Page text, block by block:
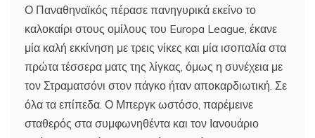
Ο Παναθηναϊκός πέρασε πανηγυρικά εκείνο το
καλοκαίρι στους ομίλους του Europa League, έκανε
μία καλή εκκίνηση με τρεις νίκες και μία ισοπαλία στα
πρώτα τέσσερα ματς της λίγκας, όμως η συνέχεια με
τον Στραματσόνι στον πάγκο ήταν αποκαρδιωτική. Σε
όλα τα επίπεδα. Ο Μπεργκ ωστόσο, παρέμεινε
σταθερός στα συμφωνηθέντα και τον Ιανουάριο